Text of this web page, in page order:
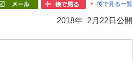
後で見る一覧
2018年 2月22日公開